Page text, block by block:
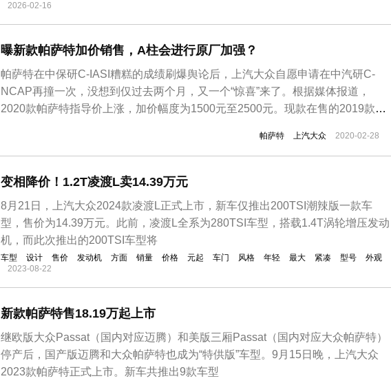
2026-02-16
曝新款帕萨特加价销售，A柱会进行原厂加强？
帕萨特在中保研C-IASI糟糕的成绩刷爆舆论后，上汽大众自愿申请在中汽研C-
NCAP再撞一次，没想到仅过去两个月，又一个“惊喜”来了。根据媒体报道，
2020款帕萨特指导价上涨，加价幅度为1500元至2500元。现款在售的2019款帕
力的330 TSI和380 TSI车型，售价区间为18.49—28.29万元。...
帕萨特 上汽大众 2020-02-28
变相降价！1.2T凌渡L卖14.39万元
8月21日，上汽大众2024款凌渡L正式上市，新车仅推出200TSI潮辣版一款车
型，售价为14.39万元。此前，凌渡L全系为280TSI车型，搭载1.4T涡轮增压发动
机，而此次推出的200TSI车型将
车型 设计 售价 发动机 方面 销量 价格 元起 车门 风格 年轻 最大 紧凑 型号
外观
2023-08-22
新款帕萨特售18.19万起上市
继欧版大众Passat（国内对应迈腾）和美版三厢Passat（国内对应大众帕萨特）
停产后，国产版迈腾和大众帕萨特也成为“特供版”车型。9月15日晚，上汽大众
2023款帕萨特正式上市。新车共推出9款车型